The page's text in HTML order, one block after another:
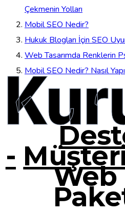
Çekmenin Yolları
Mobil SEO Nedir?
Hukuk Blogları İçin SEO
Web Tasarımda Renklerin
Mobil SEO Nedir? Nasıl
-
Web